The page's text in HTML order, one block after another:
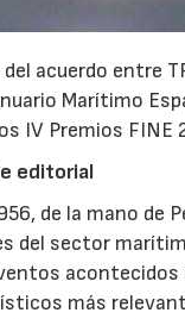
del acuerdo entre
Marítimo
IV Premios FINE
editorial
de la mano de
del sector
acontecidos
más